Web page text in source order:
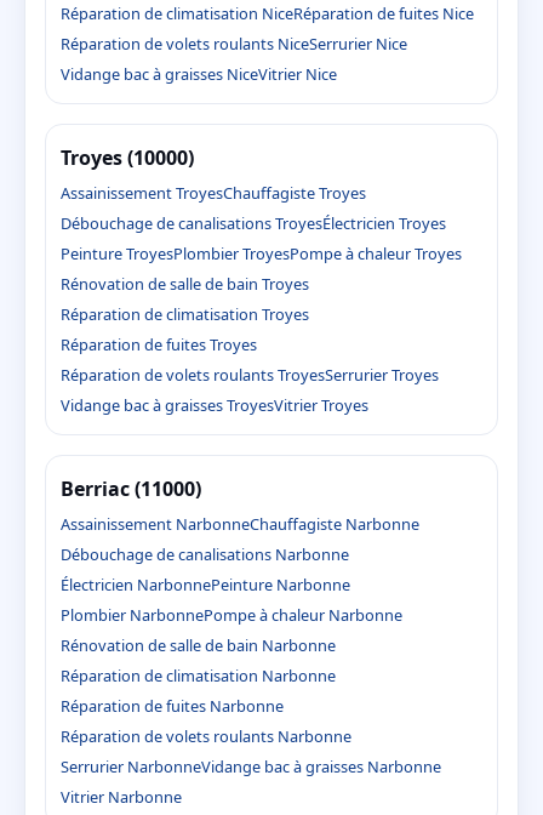
Réparation de climatisation NiceRéparation de fuites Nice
Réparation de volets roulants NiceSerrurier Nice
Vidange bac à graisses NiceVitrier Nice
Troyes (10000)
Assainissement TroyesChauffagiste Troyes
Débouchage de canalisations TroyesÉlectricien Troyes
Peinture TroyesPlombier TroyesPompe à chaleur Troyes
Rénovation de salle de bain Troyes
Réparation de climatisation Troyes
Réparation de fuites Troyes
Réparation de volets roulants TroyesSerrurier Troyes
Vidange bac à graisses TroyesVitrier Troyes
Berriac (11000)
Assainissement NarbonneChauffagiste Narbonne
Débouchage de canalisations Narbonne
Électricien NarbonnePeinture Narbonne
Plombier NarbonnePompe à chaleur Narbonne
Rénovation de salle de bain Narbonne
Réparation de climatisation Narbonne
Réparation de fuites Narbonne
Réparation de volets roulants Narbonne
Serrurier NarbonneVidange bac à graisses Narbonne
Vitrier Narbonne